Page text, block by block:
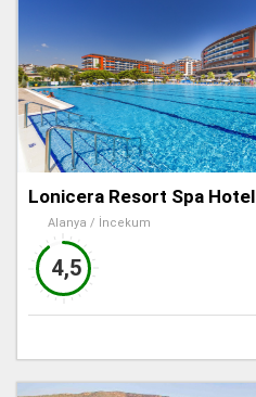
Lonicera Resort Spa Hotel
Alanya / İncekum
4,5